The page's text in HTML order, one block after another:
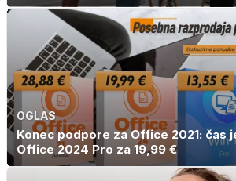
OGLAS
Konec podpore za Office 2021: čas
Office 2024 Pro za 19,99 €